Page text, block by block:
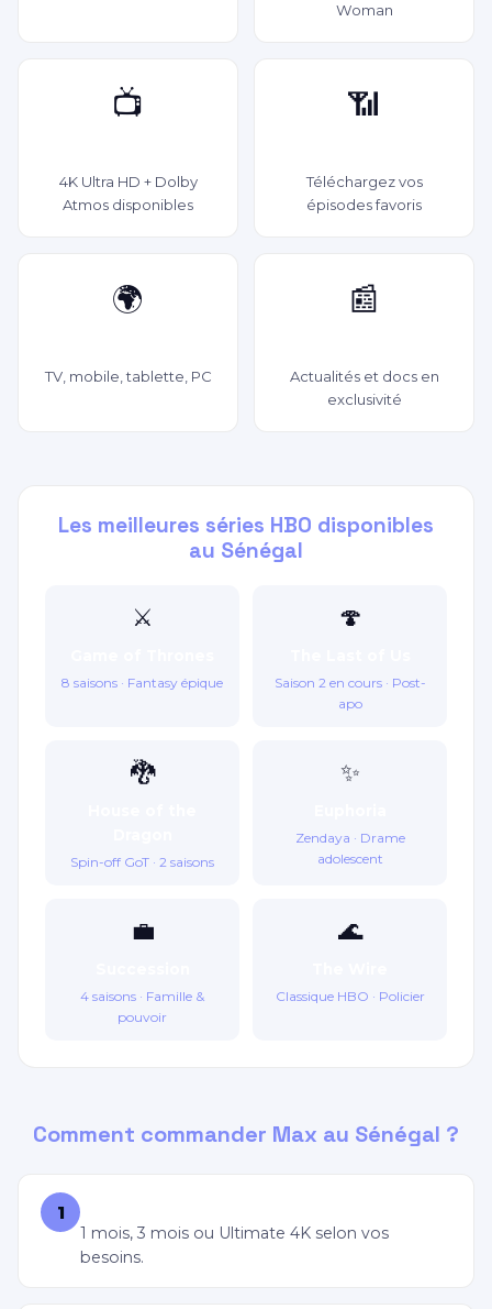
Woman
📺
4K Ultra HD + Dolby
Atmos disponibles
📶
Téléchargez vos
épisodes favoris
🌍
TV, mobile, tablette, PC
📰
Actualités et docs en
exclusivité
Les meilleures séries HBO disponibles
au Sénégal
⚔️
8 saisons · Fantasy épique
🍄
Saison 2 en cours · Post-
apo
🐉
Spin-off GoT · 2 saisons
✨
Zendaya · Drame
adolescent
💼
4 saisons · Famille &
pouvoir
🌊
Classique HBO · Policier
Comment commander Max au Sénégal ?
1
1 mois, 3 mois ou Ultimate 4K selon vos
besoins.